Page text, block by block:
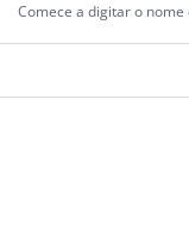
Comece a digitar o